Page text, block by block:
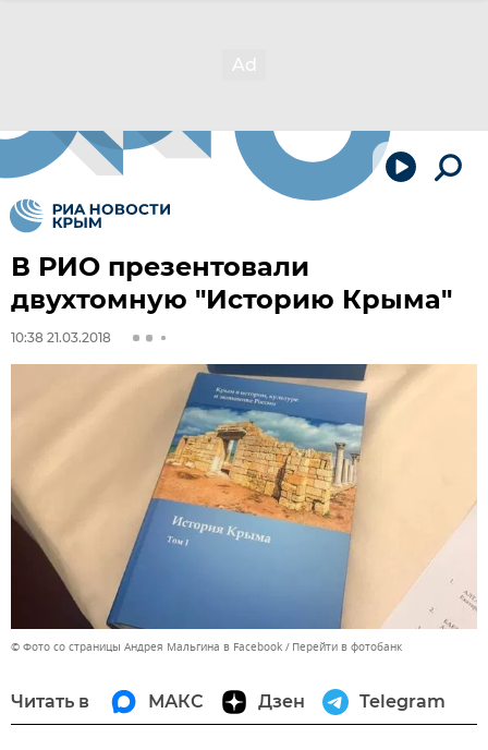
В РИО презентовали
двухтомную "Историю Крыма"
10:38 21.03.2018
© Фото со страницы Андрея Мальгина в Facebook Перейти в фотобанк
Читать в МАКС Дзен Telegram